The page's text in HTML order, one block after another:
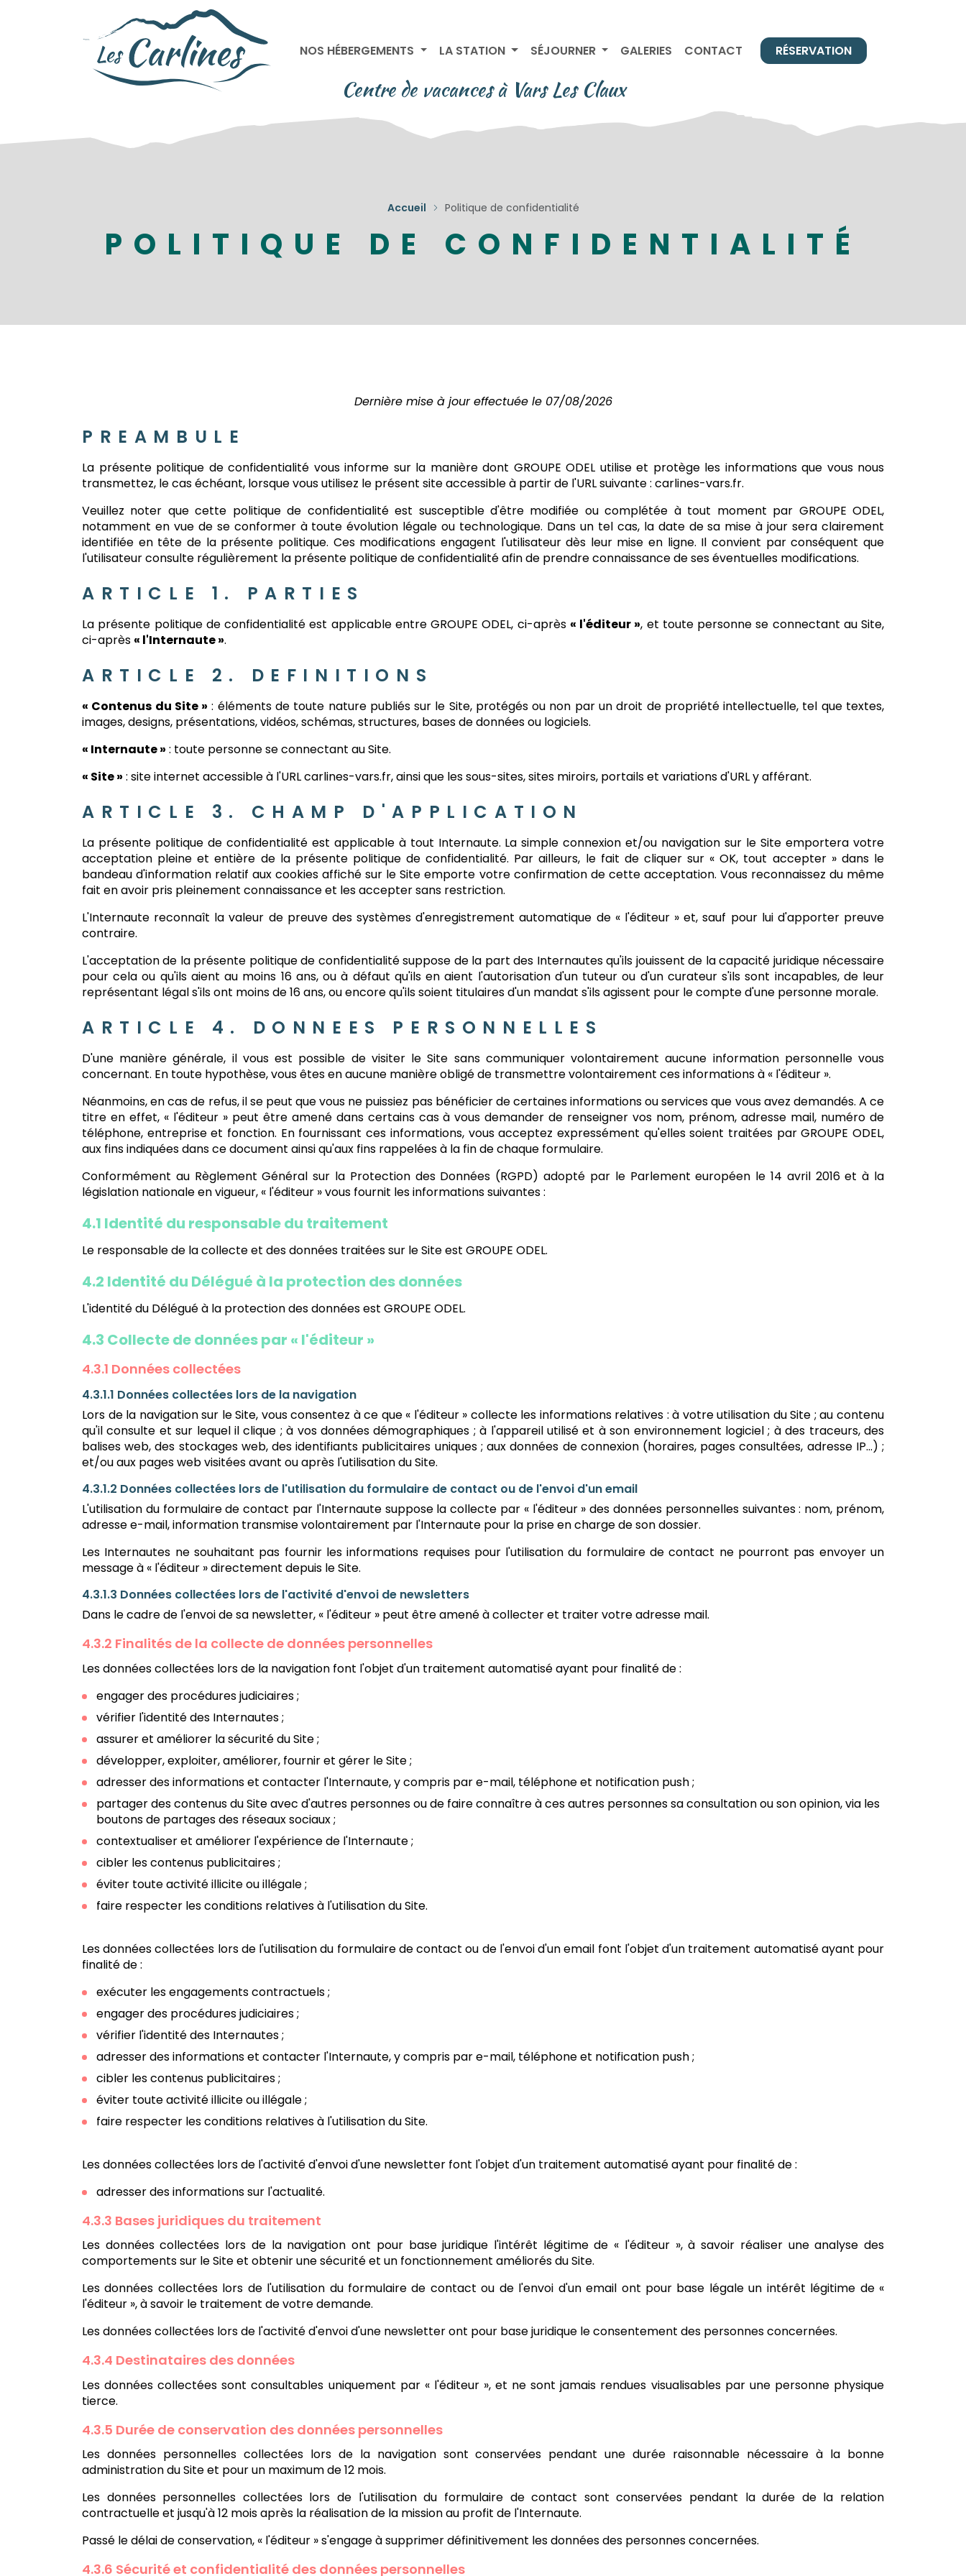
RÉSERVATION
NOS HÉBERGEMENTS LA STATION SÉJOURNER GALERIES CONTACT
Centre de vacances à Vars Les Claux
Accueil Politique de confidentialité
POLITIQUE DE CONFIDENTIALITÉ
Dernière mise à jour effectuée le 07/08/2026
PREAMBULE
La présente politique de confidentialité vous informe sur la manière dont GROUPE ODEL utilise et protège les informations que vous nous
transmettez, le cas échéant, lorsque vous utilisez le présent site accessible à partir de l'URL suivante : carlines-vars.fr.
Veuillez noter que cette politique de confidentialité est susceptible d'être modifiée ou complétée à tout moment par GROUPE ODEL,
notamment en vue de se conformer à toute évolution légale ou technologique. Dans un tel cas, la date de sa mise à jour sera clairement
identifiée en tête de la présente politique. Ces modifications engagent l'utilisateur dès leur mise en ligne. Il convient par conséquent que
l'utilisateur consulte régulièrement la présente politique de confidentialité afin de prendre connaissance de ses éventuelles modifications.
ARTICLE 1. PARTIES
La présente politique de confidentialité est applicable entre GROUPE ODEL, ci-après « l'éditeur », et toute personne se connectant au Site,
ci-après « l'Internaute ».
ARTICLE 2. DEFINITIONS
« Contenus du Site » : éléments de toute nature publiés sur le Site, protégés ou non par un droit de propriété intellectuelle, tel que textes,
images, designs, présentations, vidéos, schémas, structures, bases de données ou logiciels.
« Internaute » : toute personne se connectant au Site.
« Site » : site internet accessible à l'URL carlines-vars.fr, ainsi que les sous-sites, sites miroirs, portails et variations d'URL y afférant.
ARTICLE 3. CHAMP D'APPLICATION
La présente politique de confidentialité est applicable à tout Internaute. La simple connexion et/ou navigation sur le Site emportera votre
acceptation pleine et entière de la présente politique de confidentialité. Par ailleurs, le fait de cliquer sur « OK, tout accepter » dans le
bandeau d'information relatif aux cookies affiché sur le Site emporte votre confirmation de cette acceptation. Vous reconnaissez du même
fait en avoir pris pleinement connaissance et les accepter sans restriction.
L'Internaute reconnaît la valeur de preuve des systèmes d'enregistrement automatique de « l'éditeur » et, sauf pour lui d'apporter preuve
contraire.
L'acceptation de la présente politique de confidentialité suppose de la part des Internautes qu'ils jouissent de la capacité juridique nécessaire
pour cela ou qu'ils aient au moins 16 ans, ou à défaut qu'ils en aient l'autorisation d'un tuteur ou d'un curateur s'ils sont incapables, de leur
représentant légal s'ils ont moins de 16 ans, ou encore qu'ils soient titulaires d'un mandat s'ils agissent pour le compte d'une personne morale.
ARTICLE 4. DONNEES PERSONNELLES
D'une manière générale, il vous est possible de visiter le Site sans communiquer volontairement aucune information personnelle vous
concernant. En toute hypothèse, vous êtes en aucune manière obligé de transmettre volontairement ces informations à « l'éditeur ».
Néanmoins, en cas de refus, il se peut que vous ne puissiez pas bénéficier de certaines informations ou services que vous avez demandés. A ce
titre en effet, « l'éditeur » peut être amené dans certains cas à vous demander de renseigner vos nom, prénom, adresse mail, numéro de
téléphone, entreprise et fonction. En fournissant ces informations, vous acceptez expressément qu'elles soient traitées par GROUPE ODEL,
aux fins indiquées dans ce document ainsi qu'aux fins rappelées à la fin de chaque formulaire.
Conformément au Règlement Général sur la Protection des Données (RGPD) adopté par le Parlement européen le 14 avril 2016 et à la
législation nationale en vigueur, « l'éditeur » vous fournit les informations suivantes :
4.1 Identité du responsable du traitement
Le responsable de la collecte et des données traitées sur le Site est GROUPE ODEL.
4.2 Identité du Délégué à la protection des données
L'identité du Délégué à la protection des données est GROUPE ODEL.
4.3 Collecte de données par « l'éditeur »
4.3.1 Données collectées
4.3.1.1 Données collectées lors de la navigation
Lors de la navigation sur le Site, vous consentez à ce que « l'éditeur » collecte les informations relatives : à votre utilisation du Site ; au contenu
qu'il consulte et sur lequel il clique ; à vos données démographiques ; à l'appareil utilisé et à son environnement logiciel ; à des traceurs, des
balises web, des stockages web, des identifiants publicitaires uniques ; aux données de connexion (horaires, pages consultées, adresse IP...) ;
et/ou aux pages web visitées avant ou après l'utilisation du Site.
4.3.1.2 Données collectées lors de l'utilisation du formulaire de contact ou de l'envoi d'un email
L'utilisation du formulaire de contact par l'Internaute suppose la collecte par « l'éditeur » des données personnelles suivantes : nom, prénom,
adresse e-mail, information transmise volontairement par l'Internaute pour la prise en charge de son dossier.
Les Internautes ne souhaitant pas fournir les informations requises pour l'utilisation du formulaire de contact ne pourront pas envoyer un
message à « l'éditeur » directement depuis le Site.
4.3.1.3 Données collectées lors de l'activité d'envoi de newsletters
Dans le cadre de l'envoi de sa newsletter, « l'éditeur » peut être amené à collecter et traiter votre adresse mail.
4.3.2 Finalités de la collecte de données personnelles
Les données collectées lors de la navigation font l'objet d'un traitement automatisé ayant pour finalité de :
engager des procédures judiciaires ;
vérifier l'identité des Internautes ;
assurer et améliorer la sécurité du Site ;
développer, exploiter, améliorer, fournir et gérer le Site ;
adresser des informations et contacter l'Internaute, y compris par e-mail, téléphone et notification push ;
partager des contenus du Site avec d'autres personnes ou de faire connaître à ces autres personnes sa consultation ou son opinion, via les
boutons de partages des réseaux sociaux ;
contextualiser et améliorer l'expérience de l'Internaute ;
cibler les contenus publicitaires ;
éviter toute activité illicite ou illégale ;
faire respecter les conditions relatives à l'utilisation du Site.
Les données collectées lors de l'utilisation du formulaire de contact ou de l'envoi d'un email font l'objet d'un traitement automatisé ayant pour
finalité de :
exécuter les engagements contractuels ;
engager des procédures judiciaires ;
vérifier l'identité des Internautes ;
adresser des informations et contacter l'Internaute, y compris par e-mail, téléphone et notification push ;
cibler les contenus publicitaires ;
éviter toute activité illicite ou illégale ;
faire respecter les conditions relatives à l'utilisation du Site.
Les données collectées lors de l'activité d'envoi d'une newsletter font l'objet d'un traitement automatisé ayant pour finalité de :
adresser des informations sur l'actualité.
4.3.3 Bases juridiques du traitement
Les données collectées lors de la navigation ont pour base juridique l'intérêt légitime de « l'éditeur », à savoir réaliser une analyse des
comportements sur le Site et obtenir une sécurité et un fonctionnement améliorés du Site.
Les données collectées lors de l'utilisation du formulaire de contact ou de l'envoi d'un email ont pour base légale un intérêt légitime de «
l'éditeur », à savoir le traitement de votre demande.
Les données collectées lors de l'activité d'envoi d'une newsletter ont pour base juridique le consentement des personnes concernées.
4.3.4 Destinataires des données
Les données collectées sont consultables uniquement par « l'éditeur », et ne sont jamais rendues visualisables par une personne physique
tierce.
4.3.5 Durée de conservation des données personnelles
Les données personnelles collectées lors de la navigation sont conservées pendant une durée raisonnable nécessaire à la bonne
administration du Site et pour un maximum de 12 mois.
Les données personnelles collectées lors de l'utilisation du formulaire de contact sont conservées pendant la durée de la relation
contractuelle et jusqu'à 12 mois après la réalisation de la mission au profit de l'Internaute.
Passé le délai de conservation, « l'éditeur » s'engage à supprimer définitivement les données des personnes concernées.
4.3.6 Sécurité et confidentialité des données personnelles